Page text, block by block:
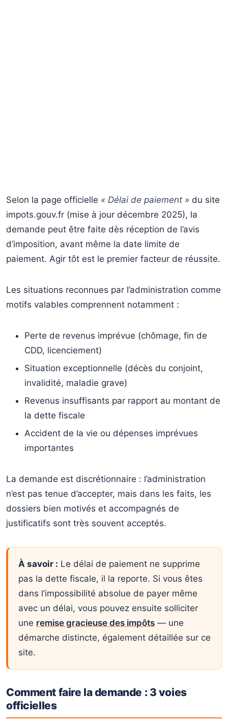
Selon la page officielle « Délai de paiement » du site
impots.gouv.fr (mise à jour décembre 2025), la
demande peut être faite dès réception de l’avis
d’imposition, avant même la date limite de
paiement. Agir tôt est le premier facteur de réussite.
Les situations reconnues par l’administration comme
motifs valables comprennent notamment :
Perte de revenus imprévue (chômage, fin de
CDD, licenciement)
Situation exceptionnelle (décès du conjoint,
invalidité, maladie grave)
Revenus insuffisants par rapport au montant de
la dette fiscale
Accident de la vie ou dépenses imprévues
importantes
La demande est discrétionnaire : l’administration
n’est pas tenue d’accepter, mais dans les faits, les
dossiers bien motivés et accompagnés de
justificatifs sont très souvent acceptés.
À savoir : Le délai de paiement ne supprime
pas la dette fiscale, il la reporte. Si vous êtes
dans l’impossibilité absolue de payer même
avec un délai, vous pouvez ensuite solliciter
une remise gracieuse des impôts — une
démarche distincte, également détaillée sur ce
site.
Comment faire la demande : 3 voies
officielles